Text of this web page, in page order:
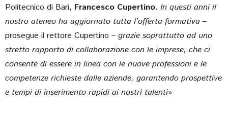
Politecnico di Bari, Francesco Cupertino. In questi anni il
nostro ateneo ha aggiornato tutta l’offerta formativa –
prosegue il rettore Cupertino – grazie soprattutto ad uno
stretto rapporto di collaborazione con le imprese, che ci
consente di essere in linea con le nuove professioni e le
competenze richieste dalle aziende, garantendo prospettive
e tempi di inserimento rapidi ai nostri talenti»